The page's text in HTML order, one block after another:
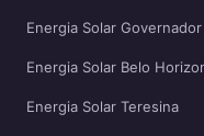
Energia Solar
Energia Solar Belo
Energia Solar Teresina